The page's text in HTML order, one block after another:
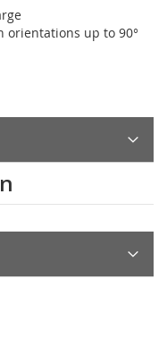
orientations up to 90°